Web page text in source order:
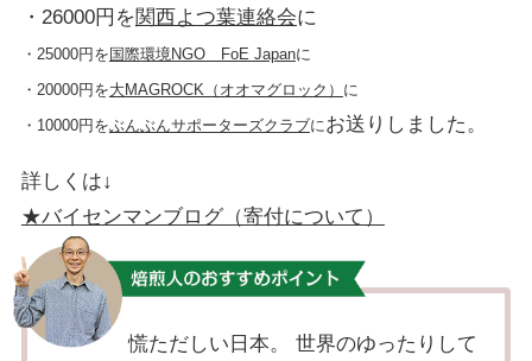
・26000円を関西よつ葉連絡会に
・25000円を国際環境NGO FoE Japanに
・20000円を大MAGROCK（オオマグロック） に
・10000円をぶんぶんサポーターズクラブに お送りしました。
詳しくは↓
★バイセンマンブログ（寄付について）
慌ただしい日本。 世界のゆったりして